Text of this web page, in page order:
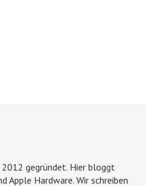
gegründet. Hier bloggt
Apple Hardware. Wir schreiben